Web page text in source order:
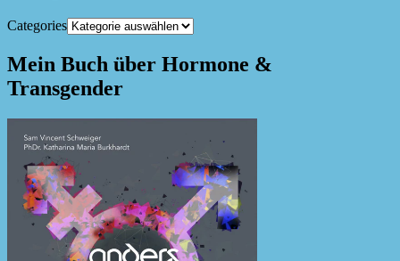
Categories
Mein Buch über Hormone &
Transgender